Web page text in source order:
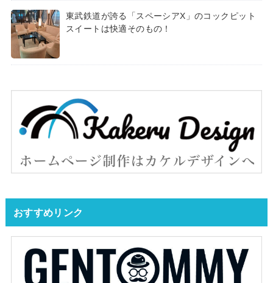
東武鉄道が誇る「スペーシアX」のコックピット
スイートは快適そのもの！
おすすめリンク